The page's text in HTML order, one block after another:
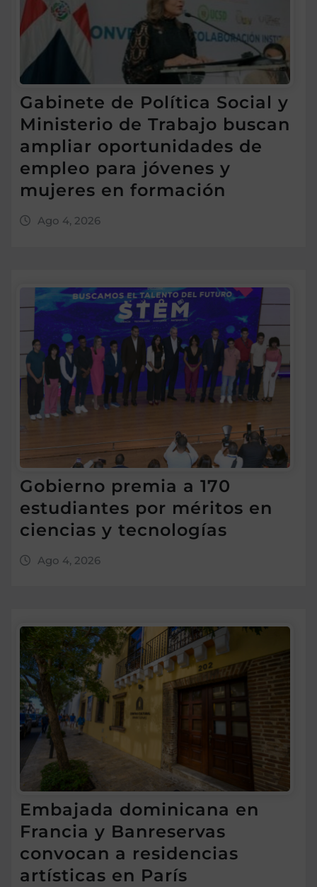
Gabinete de Política Social y
Ministerio de Trabajo buscan
ampliar oportunidades de
empleo para jóvenes y
mujeres en formación
Ago 4, 2026
Gobierno premia a 170
estudiantes por méritos en
ciencias y tecnologías
Ago 4, 2026
Embajada dominicana en
Francia y Banreservas
convocan a residencias
artísticas en París